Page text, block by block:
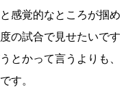
感覚的なところが掴め
の試合で見せたいです
とかって言うよりも、
す。